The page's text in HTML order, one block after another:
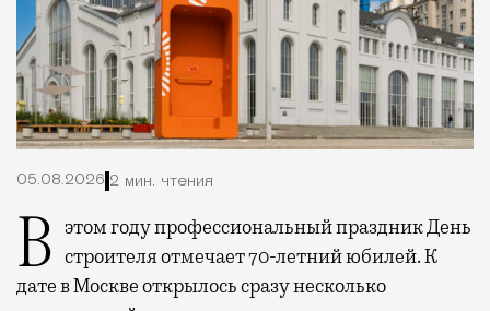
05.08.2026 2 мин. чтения
В этом году профессиональный праздник День строителя отмечает 70-летний юбилей. К
дате в Москве открылось сразу несколько